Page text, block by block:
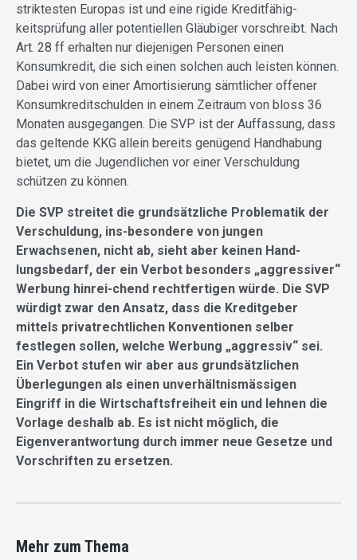
striktesten Europas ist und eine rigide Kreditfähig-
keitsprüfung aller potentiellen Gläubiger vorschreibt. Nach
Art. 28 ff erhalten nur diejenigen Personen einen
Konsumkredit, die sich einen solchen auch leisten können.
Dabei wird von einer Amortisierung sämtlicher offener
Konsumkreditschulden in einem Zeitraum von bloss 36
Monaten ausgegangen. Die SVP ist der Auffassung, dass
das geltende KKG allein bereits genügend Handhabung
bietet, um die Jugendlichen vor einer Verschuldung
schützen zu können.
Die SVP streitet die grundsätzliche Problematik der
Verschuldung, ins-besondere von jungen
Erwachsenen, nicht ab, sieht aber keinen Hand-
lungsbedarf, der ein Verbot besonders „aggressiver“
Werbung hinrei-chend rechtfertigen würde. Die SVP
würdigt zwar den Ansatz, dass die Kreditgeber
mittels privatrechtlichen Konventionen selber
festlegen sollen, welche Werbung „aggressiv“ sei.
Ein Verbot stufen wir aber aus grundsätzlichen
Überlegungen als einen unverhältnismässigen
Eingriff in die Wirtschaftsfreiheit ein und lehnen die
Vorlage deshalb ab. Es ist nicht möglich, die
Eigenverantwortung durch immer neue Gesetze und
Vorschriften zu ersetzen.
Mehr zum Thema